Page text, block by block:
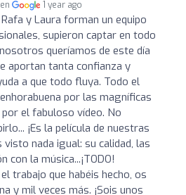
1 year ago
Rafa y Laura forman un equipo
supieron captar en todo
queríamos de este día
aportan tanta confianza y
a que todo fluya. Todo el
por las magníficas
el fabuloso vídeo. No
¡Es la película de nuestras
nada igual: su calidad, las
con la música...¡TODO!
trabajo que habéis hecho, os
y mil veces más. ¡Sois unos